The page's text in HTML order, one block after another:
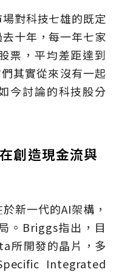
對科技七雄的既定
十年，每一年七家
票，平均差距達到
其實從來沒有一起
今討論的科技股分
創造現金流與
新一代的AI架構，
。Briggs指出，目
所開發的晶片，多
Integrated